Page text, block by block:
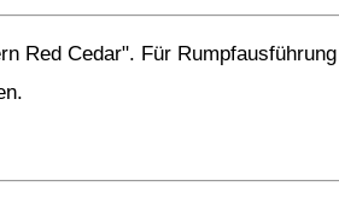
Red Cedar". Für